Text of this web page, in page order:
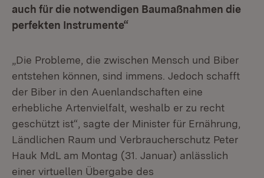
auch für die notwendigen Baumaßnahmen die
perfekten Instrumente“
„Die Probleme, die zwischen Mensch und Biber
entstehen können, sind immens. Jedoch schafft
der Biber in den Auenlandschaften eine
erhebliche Artenvielfalt, weshalb er zu recht
geschützt ist“, sagte der Minister für Ernährung,
Ländlichen Raum und Verbraucherschutz Peter
Hauk MdL am Montag (31. Januar) anlässlich
einer virtuellen Übergabe des